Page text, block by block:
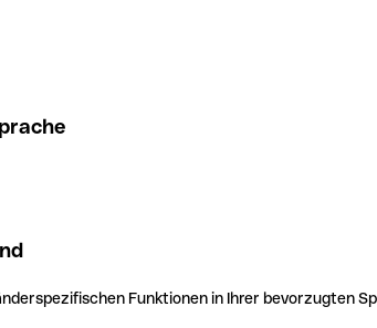
Funktionen in Ihrer bevorzugten